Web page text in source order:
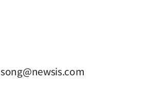
song@newsis.com